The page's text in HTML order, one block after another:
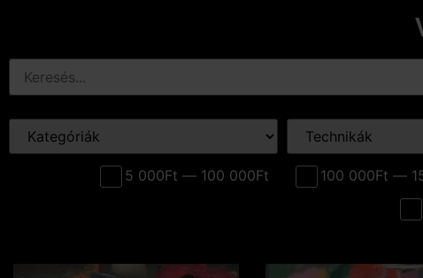
5 000Ft — 100 000Ft 100 000Ft —